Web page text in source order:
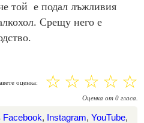
той е подал лъжливия
Срещу него е
оценка: ☆
☆
☆
☆
☆
Оценка от 0 гласа.
Facebook, Instagram, YouTube,